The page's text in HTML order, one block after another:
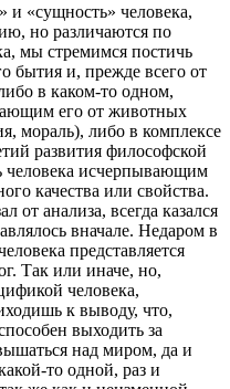
и «сущность» человека,
но различаются по
мы стремимся постичь
бытия и, прежде всего от
в каком-то одном,
его от животных
мораль), либо в комплексе
развития философской
человека исчерпывающим
качества или свойства.
от анализа, всегда казался
вначале. Недаром в
представляется
Так или иначе, но,
человека,
к выводу, что,
выходить за
над миром, да и
то одной, раз и